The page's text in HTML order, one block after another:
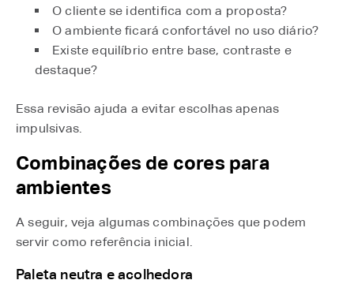
O cliente se identifica com a proposta?
O ambiente ficará confortável no uso diário?
Existe equilíbrio entre base, contraste e
destaque?
Essa revisão ajuda a evitar escolhas apenas
impulsivas.
Combinações de cores para
ambientes
A seguir, veja algumas combinações que podem
servir como referência inicial.
Paleta neutra e acolhedora